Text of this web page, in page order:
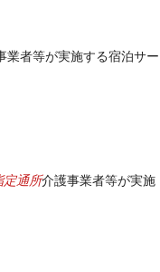
業者等が実施する宿泊サー
定通所介護事業者等が実施